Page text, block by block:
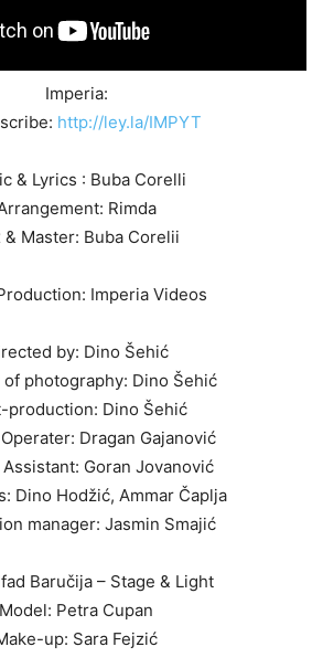
Imperia:
http://ley.la/IMPYT
& Lyrics : Buba Corelli
Rimda
& Master: Buba Corelii
Imperia Videos
by: Dino Šehić
photography: Dino Šehić
production: Dino Šehić
Dragan Gajanović
Assistant: Goran Jovanović
Dino Hodžić, Ammar Čaplja
manager: Jasmin Smajić
Baručija – Stage & Light
Model: Petra Cupan
up: Sara Fejzić